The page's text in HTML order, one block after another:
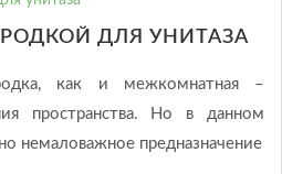
ДЛЯ УНИТАЗА
как и межкомнатная –
пространства. Но в данном
немаловажное предназначение